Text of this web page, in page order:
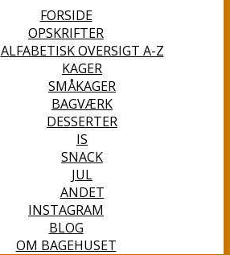
FORSIDE
OPSKRIFTER
ALFABETISK OVERSIGT A-Z
KAGER
SMÅKAGER
BAGVÆRK
DESSERTER
IS
SNACK
JUL
ANDET
INSTAGRAM
BLOG
OM BAGEHUSET